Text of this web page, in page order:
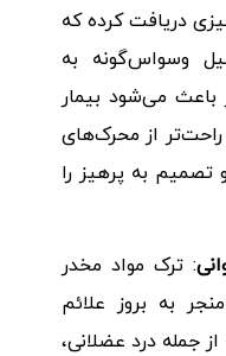
دریافت کرده که
وسواس‌گونه به
می‌شود بیمار
راحت‌تر از محرک‌های
تصمیم به پرهیز را
: ترک مواد مخدر
به بروز علائم
جمله درد عضلانی،